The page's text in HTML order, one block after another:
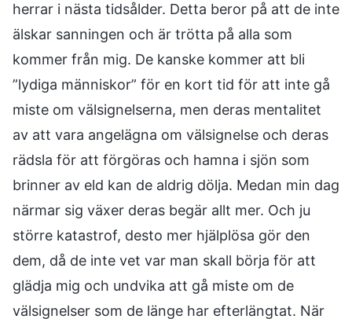
herrar i nästa tidsålder. Detta beror på att de inte
älskar sanningen och är trötta på alla som
kommer från mig. De kanske kommer att bli
”lydiga människor” för en kort tid för att inte gå
miste om välsignelserna, men deras mentalitet
av att vara angelägna om välsignelse och deras
rädsla för att förgöras och hamna i sjön som
brinner av eld kan de aldrig dölja. Medan min dag
närmar sig växer deras begär allt mer. Och ju
större katastrof, desto mer hjälplösa gör den
dem, då de inte vet var man skall börja för att
glädja mig och undvika att gå miste om de
välsignelser som de länge har efterlängtat. När